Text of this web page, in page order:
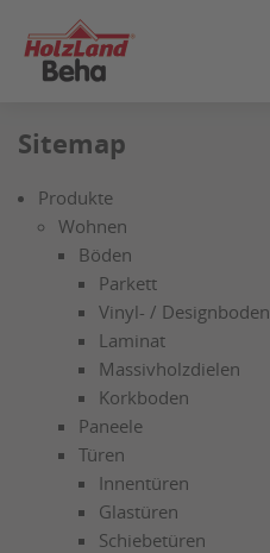
SEITENINHALT
Sitemap
Produkte
Wohnen
Böden
Parkett
Vinyl- / Designboden
Laminat
Massivholzdielen
Korkboden
Paneele
Türen
Innentüren
Glastüren
Schiebetüren